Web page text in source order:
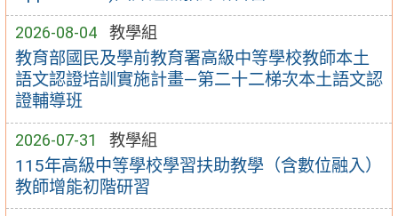
2026-08-04 教學組
教育部國民及學前教育署高級中等學校教師本土
語文認證培訓實施計畫—第二十二梯次本土語文認
證輔導班
2026-07-31 教學組
115年高級中等學校學習扶助教學（含數位融入）
教師增能初階研習